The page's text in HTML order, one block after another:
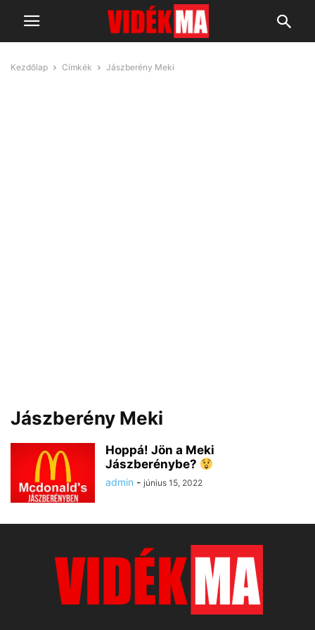
Kezdőlap Címkék Jászberény Meki
Jászberény Meki
Hoppá! Jön a Meki
Jászberénybe?
admin - június 15, 2022